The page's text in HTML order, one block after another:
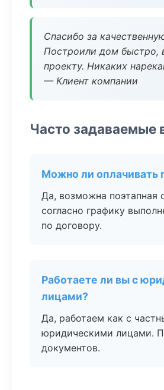
Спасибо за
Построили дом быстро,
проекту. Никаких
— Клиент компании
Часто задаваемые
Можно ли оплачивать
Да, возможна поэтапная
согласно графику
по договору.
Работаете ли вы с
лицами?
Да, работаем как с
юридическими лицами.
документов.